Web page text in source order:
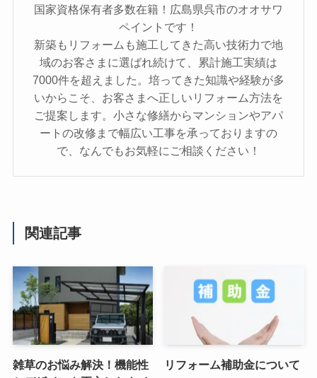
国家資格保有者多数在籍！広島県呉市のオオサワ
ペイントです！
新築もリフォームも施工してきた高い技術力で地
域のお客さまに選ばれ続けて、累計施工実績は
7000件を超えました。培ってきた知識や経験が多
いからこそ、お客さまへ正しいリフォーム方法を
ご提案します。小さな修繕からマンションやアパ
ートの改修まで幅広い工事を承っておりますの
で、なんでもお気軽にご相談ください！
関連記事
雑草のお悩み解決！機能性
リフォーム補助金について